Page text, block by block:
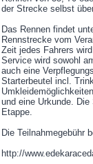
der Strecke selbst
Das Rennen findet
Rennstrecke vom
Zeit jedes Fahrers
Service wird sowohl
auch eine
Starterbeutel incl.
und eine Urkunde.
Etappe.
Die Teilnahmegebühr
http://